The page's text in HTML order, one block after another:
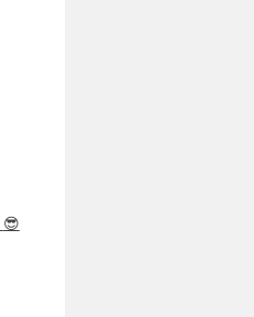
😎